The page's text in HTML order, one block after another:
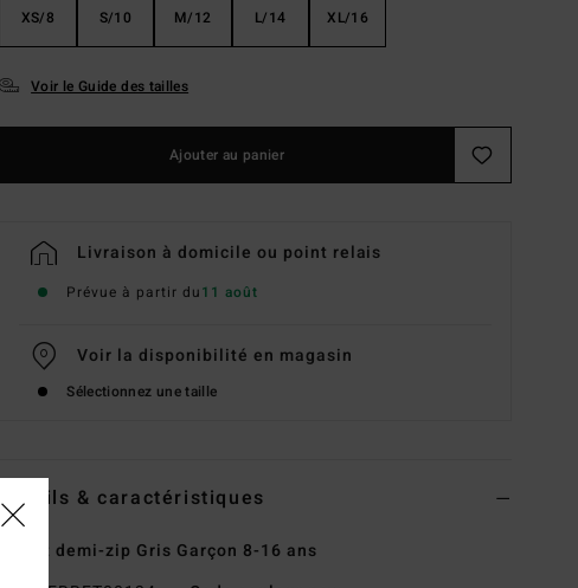
XS/8 S/10 M/12 L/14 XL/16
Voir le Guide des tailles
Ajouter au panier
Livraison à domicile ou point relais
Prévue à partir du11 août
Voir la disponibilité en magasin
Sélectionnez une taille
Details & caractéristiques
Sweat demi-zip Gris Garçon 8-16 ans